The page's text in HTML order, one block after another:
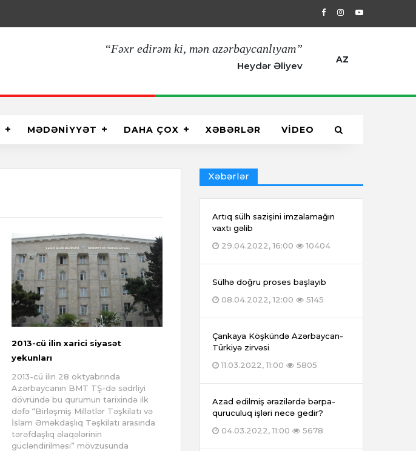
Çankaya
“Fəxr edirəm ki, mən azərbaycanlıyam”
Heydər Əliyev
AZ
MƏDƏNİYYƏT DAHA ÇOX XƏBƏRLƏR VİDEO
2013-cü ilin xarici siyasət
yekunları
2013-cü ilin 28 oktyabrında
Azərbaycanın BMT TŞ-də sədrliyi
dövründə bu qurumun tarixində ilk
dəfə “Birləşmiş Millətlər Təşkilatı və
İslam Əməkdaşlıq Təşkilatı arasında
tərəfdaşlıq əlaqələrinin
gücləndirilməsi” mövzusunda
Xəbərlər
Artıq sülh sazişini imzalamağın
vaxtı gəlib
29.04.2022, 16:00
10404
Sülhə doğru proses başlayıb
08.04.2022, 12:00
5145
Çankaya Köşkündə Azərbaycan-
Türkiyə zirvəsi
11.03.2022, 11:00
5805
Azad edilmiş ərazilərdə bərpa-
quruculuq işləri necə gedir?
04.03.2022, 11:00
5678